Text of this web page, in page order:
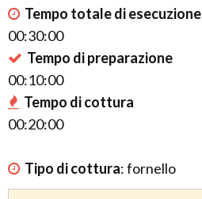
Tempo totale di esecuzione
00:30:00
Tempo di preparazione
00:10:00
Tempo di cottura
00:20:00
Tipo di cottura:fornello